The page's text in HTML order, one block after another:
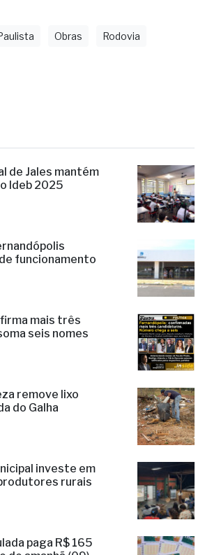
Obras Rodovia
de Jales mantém
Ideb 2025
funcionamento
mais três
seis nomes
remove lixo
do Galha
investe em
rurais
paga R$ 165